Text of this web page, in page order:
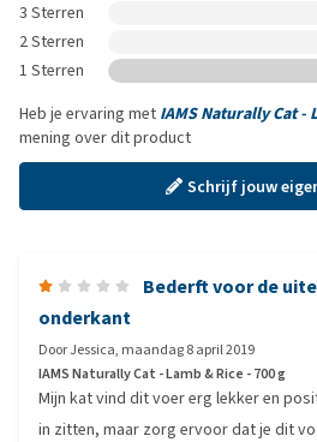
3 Sterren
2 Sterren
1 Sterren
Heb je ervaring met IAMS Naturally Cat -
mening over dit product
Schrijf jouw
Bederft voor de
onderkant
DoorJessica, maandag 8 april 2019
IAMS Naturally Cat - Lamb & Rice - 700 g
Mijn kat vind dit voer erg lekker en
in zitten, maar zorg ervoor dat je dit